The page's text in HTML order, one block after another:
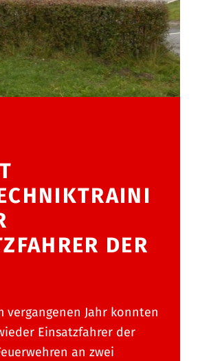
DER
vergangenen Jahr konnten
Einsatzfahrer der
an zwei